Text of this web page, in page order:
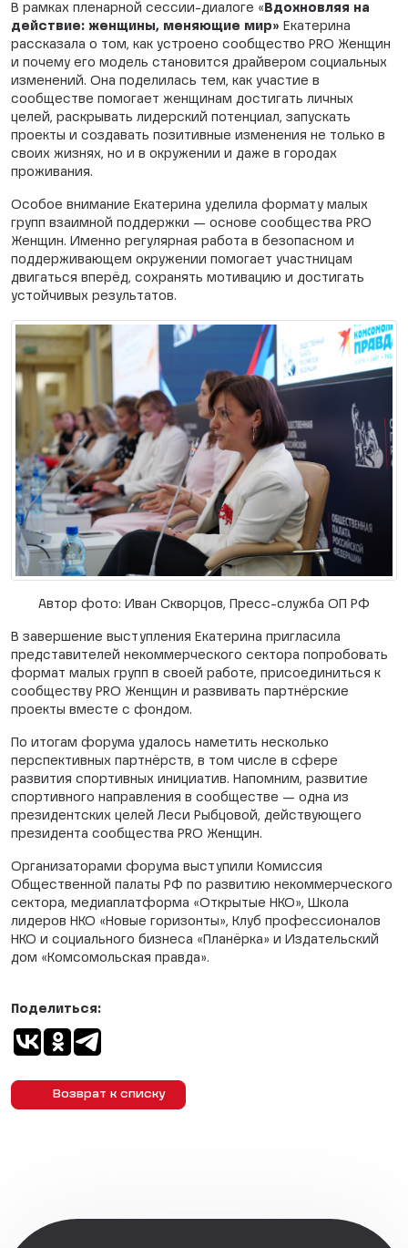
В рамках пленарной сессии-диалоге « Вдохновляя на
действие: женщины, меняющие мир» Екатерина
рассказала о том, как устроено сообщество PRO Женщин
и почему его модель становится драйвером социальных
изменений. Она поделилась тем, как участие в
сообществе помогает женщинам достигать личных
целей, раскрывать лидерский потенциал, запускать
проекты и создавать позитивные изменения не только в
своих жизнях, но и в окружении и даже в городах
проживания.
Особое внимание Екатерина уделила формату малых
групп взаимной поддержки — основе сообщества PRO
Женщин. Именно регулярная работа в безопасном и
поддерживающем окружении помогает участницам
двигаться вперёд, сохранять мотивацию и достигать
устойчивых результатов.
Автор фото: Иван Скворцов, Пресс-служба ОП РФ
В завершение выступления Екатерина пригласила
представителей некоммерческого сектора попробовать
формат малых групп в своей работе, присоединиться к
сообществу PRO Женщин и развивать партнёрские
проекты вместе с фондом.
По итогам форума удалось наметить несколько
перспективных партнёрств, в том числе в сфере
развития спортивных инициатив. Напомним, развитие
спортивного направления в сообществе — одна из
президентских целей Леси Рыбцовой, действующего
президента сообщества PRO Женщин.
Организаторами форума выступили Комиссия
Общественной палаты РФ по развитию некоммерческого
сектора, медиаплатформа «Открытые НКО», Школа
лидеров НКО «Новые горизонты», Клуб профессионалов
НКО и социального бизнеса «Планёрка» и Издательский
дом «Комсомольская правда».
Возврат к списку
Поделиться: